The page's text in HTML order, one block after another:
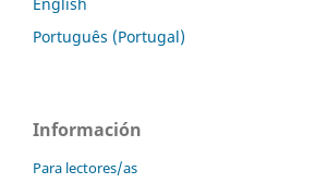
Português (Portugal)
Información
Para lectores/as